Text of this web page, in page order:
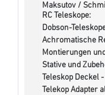
Maksutov /
RC Teleskope:
Dobson-
Achromatische
Montierungen
Stative und
Teleskop Deckel
Telekop Adapter